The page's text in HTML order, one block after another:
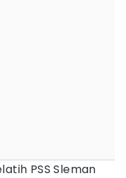
PSS Sleman